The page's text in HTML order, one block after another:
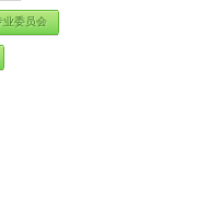
业委员会